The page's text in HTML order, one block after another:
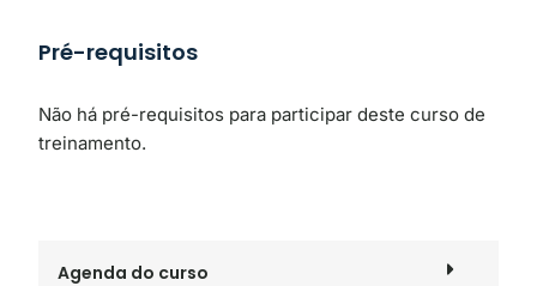
Pré-requisitos
Não há pré-requisitos para participar deste curso de
treinamento.
Agenda do curso